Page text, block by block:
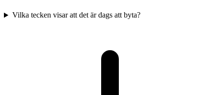
Vilka tecken visar att det är dags att byta?